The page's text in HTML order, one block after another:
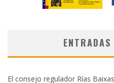
El consejo regulador Rías